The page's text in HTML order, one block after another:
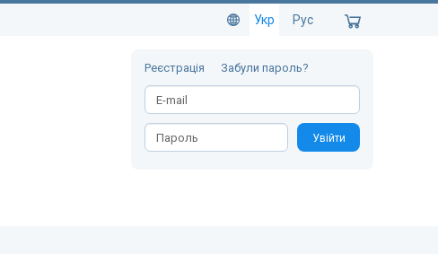
Укр Рус
Реєстрація Забули пароль?
Увійти